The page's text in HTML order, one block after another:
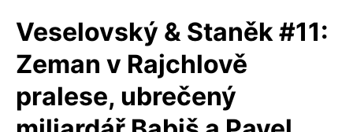
Veselovský & Staněk #11:
Zeman v Rajchlově
pralese, ubrečený